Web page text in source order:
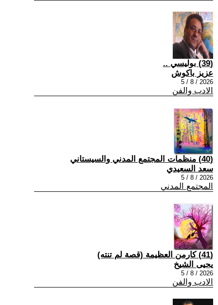
(39) بوليسي ..
عزيز باكوش
2026 / 8 / 5
الادب والفن
(40) منظمات المجتمع المدني والسيستاني
سعد السعيدي
2026 / 8 / 5
المجتمع المدني
(41) كارمن العظيمة (قصة لم تنته)
يحيى الشيخ
2026 / 8 / 5
الادب والفن